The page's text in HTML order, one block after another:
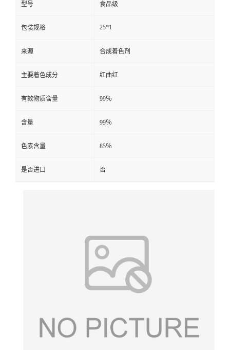
型号 食品级
包装规格 25*1
来源 合成着色剂
主要着色成分 红曲红
有效物质含量 99％
含量 99％
色素含量 85％
是否进口 否